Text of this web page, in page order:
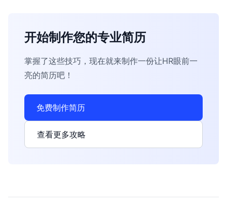
开始制作您的专业简历
掌握了这些技巧，现在就来制作一份让HR眼前一
亮的简历吧！
免费制作简历
查看更多攻略